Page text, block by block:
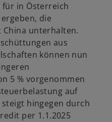
für in Österreich
die
China unterhalten.
aus
können nun
5 % vorgenommen
auf
hingegen durch
per 1.1.2025